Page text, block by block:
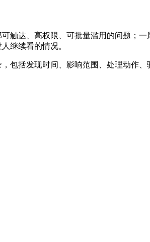
触达、高权限、可批量滥用的问题；
继续看的情况。
包括发现时间、影响范围、处理动作